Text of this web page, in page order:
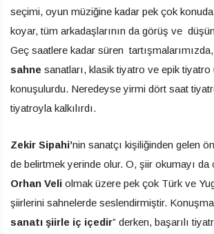
seçimi, oyun müziğine kadar pek çok
koyar, tüm arkadaşlarının da görüş ve
Geç saatlere kadar süren
sahne sanatları, klasik tiyatro ve epik tiyatro
konuşulurdu. Neredeyse yirmi dört saat
tiyatroyla kalkılırdı.
Zekir Sipahi’nin sanatçı kişiliğinden gelen
de belirtmek yerinde olur. O, şiir okumayı
Orhan Veli olmak üzere pek çok Türk ve
şiirlerini sahnelerde seslendirmiştir.
sanatı şiirle iç içedir” derken, başarılı